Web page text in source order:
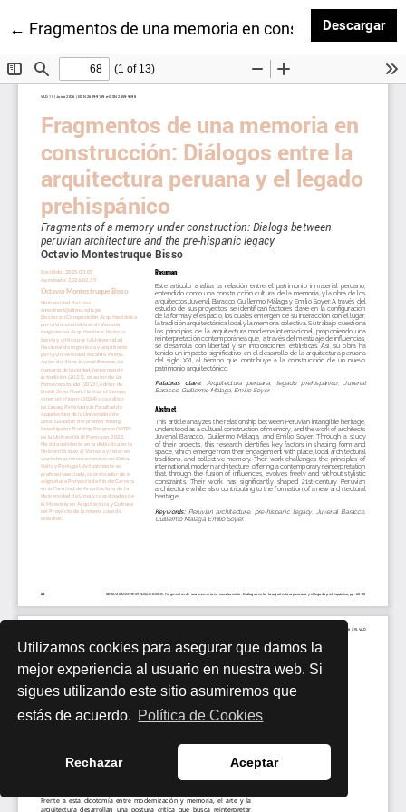
Utilizamos cookies para asegurar que damos la
mejor experiencia al usuario en nuestra web. Si
sigues utilizando este sitio asumiremos que
estás de acuerdo. Política de Cookies
Rechazar Aceptar
← Volver a los detalles del artículo
Fragmentos de una memoria en construcciónDescargar